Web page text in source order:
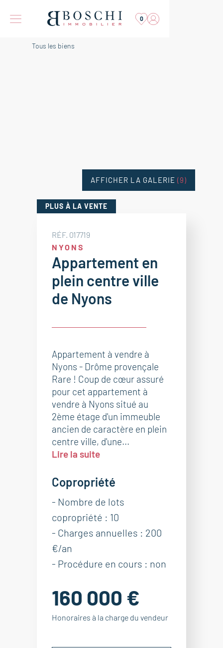
0
Tous les biens
PLUS À LA VENTE
RÉF. 017719
NYONS
Appartement en
plein centre ville
de Nyons
Appartement à vendre à
Nyons - Drôme provençale
Rare ! Coup de cœur assuré
pour cet appartement à
vendre à Nyons situé au
2ème étage d'un immeuble
ancien de caractère en plein
centre ville, d'une...
Lire la suite
Copropriété
- Nombre de lots
copropriété : 10
- Charges annuelles : 200
€/an
- Procédure en cours : non
160 000 €
Honoraires à la charge du vendeur
AFFICHER LA GALERIE (9)